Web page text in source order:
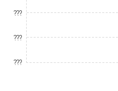
???
???
???